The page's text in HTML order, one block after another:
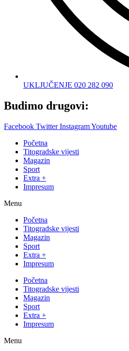
UKLJUČENJE 020 282 090
Budimo drugovi:
Facebook Twitter InstagramYoutube
Početna
Titogradske vijesti
Magazin
Sport
Extra +
Impresum
Menu
Početna
Titogradske vijesti
Magazin
Sport
Extra +
Impresum
Početna
Titogradske vijesti
Magazin
Sport
Extra +
Impresum
Menu